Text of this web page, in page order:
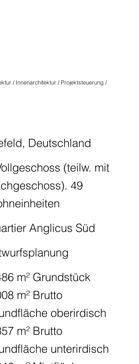
Deutschland
(teilw. mit
49
Anglicus Süd
m² Grundstück
m² Brutto
oberirdisch
m² Brutto
unterirdisch
/ Innenarchitektur / Projektsteuerung /